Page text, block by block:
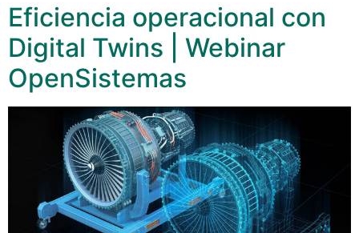
Eficiencia operacional con
Digital Twins | Webinar
OpenSistemas